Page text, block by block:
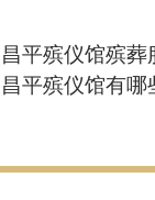
昌平殡仪馆殡葬
昌平殡仪馆有哪